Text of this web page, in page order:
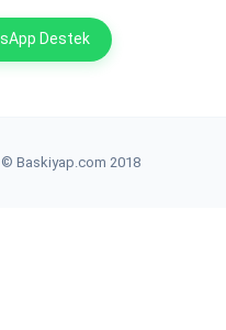
Destek
© Baskiyap.com 2018